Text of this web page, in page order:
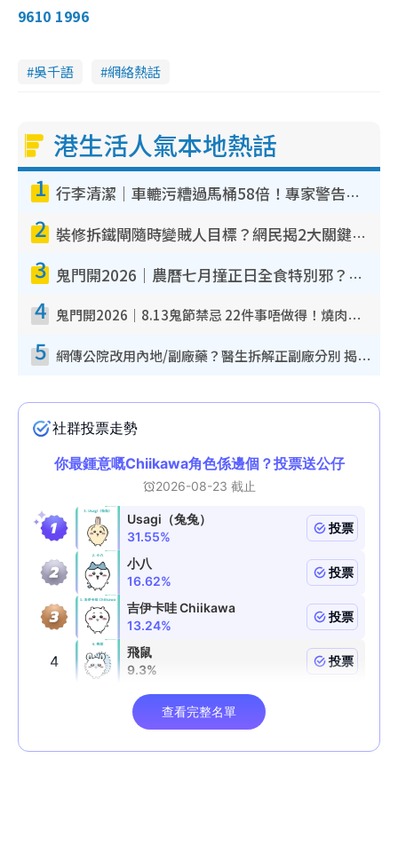
9610 1996
吳千語 網絡熱話
港生活人氣本地熱話
1 行李清潔｜車轆污糟過馬桶58倍！專家警告忌用酒精抹 教1招免污手除菌
2 裝修拆鐵閘隨時變賊人目標？網民揭2大關鍵用途：裝新式等於白裝？附新舊鐵閘分別
3 鬼門開2026｜農曆七月撞正日全食特別邪？專家警告切忌做一事！揭4大禁忌+2招保平安
4 鬼門開2026｜8.13鬼節禁忌 22件事唔做得！燒肉、刺身要少食？半夜勿吹口哨/打呢個電話
5 網傳公院改用內地/副廠藥？醫生拆解正副廠分別 揭4類人換藥隨時出事